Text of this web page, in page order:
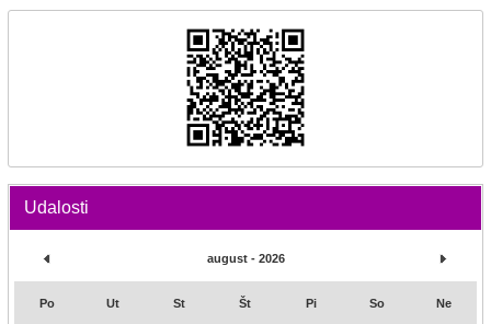
Udalosti
august - 2026
Po Ut St Št Pi So Ne